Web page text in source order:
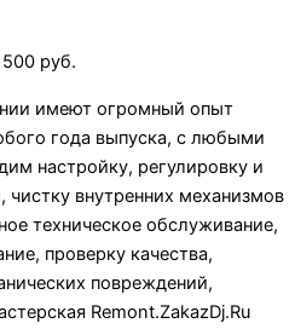
руб.
имеют огромный опыт
года выпуска, с любыми
настройку, регулировку и
чистку внутренних механизмов
техническое обслуживание,
проверку качества,
повреждений,
Remont.ZakazDj.Ru